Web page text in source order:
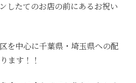
したてのお店の前にあるお祝い
を中心に千葉県・埼玉県への配
ます！！